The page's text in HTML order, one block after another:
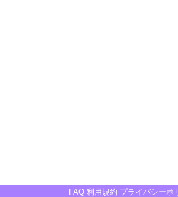
FAQ 利用規約 プライバシーポ